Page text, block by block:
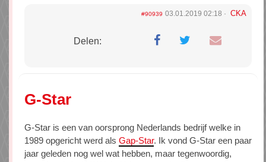
#90939 03.01.2019 02:18 CKA
Delen:
G-Star
G-Star is een van oorsprong Nederlands bedrijf welke in
1989 opgericht werd als Gap-Star. Ik vond G-Star een paar
jaar geleden nog wel wat hebben, maar tegenwoordig,